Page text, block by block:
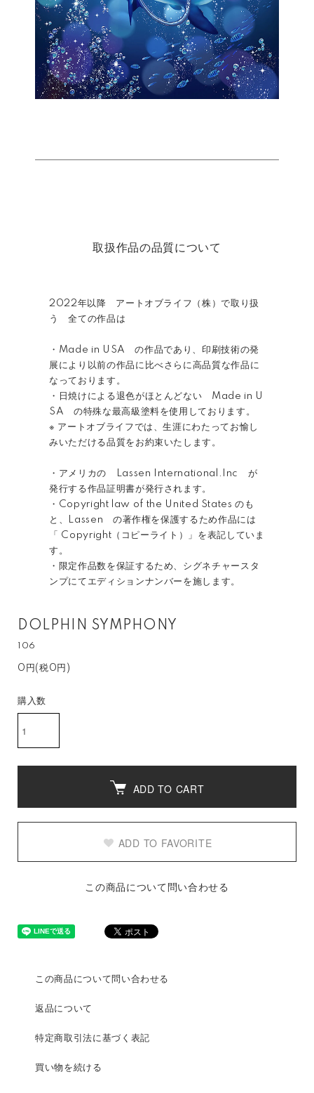
取扱作品の品質について
2022年以降 アートオブライフ（株）で取り扱
う 全ての作品は
・Made in USA の作品であり、印刷技術の発
展により以前の作品に比べさらに高品質な作品に
なっております。
・日焼けによる退色がほとんどない Made in U
SA の特殊な最高級塗料を使用しております。
※ アートオブライフでは、生涯にわたってお愉し
みいただける品質をお約束いたします。
・アメリカの Lassen International.Inc が
発行する作品証明書が発行されます。
・Copyright law of the United States のも
と、Lassen の著作権を保護するため作品には
「 Copyright（コピーライト）」を表記していま
す。
・限定作品数を保証するため、シグネチャースタ
ンプにてエディションナンバーを施します。
DOLPHIN SYMPHONY
106
0円(税0円)
購入数
ADD TO CART
ADD TO FAVORITE
この商品について問い合わせる
この商品について問い合わせる
返品について
特定商取引法に基づく表記
買い物を続ける